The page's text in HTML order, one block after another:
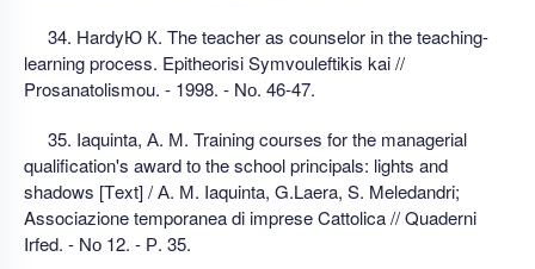
34. HardyЮ К. The teacher аs counselor in the teaching-
learning process. Epitheorisi Symvouleftikis kai //
Prosanatolismou. - 1998. - Nо. 46-47.
35. Iaquinta, А. М. Training courses for the managerial
qualification's award tо the school principals: lights and
shadows [Тext] / А. М. Iaquinta, G.Laera, S. Meledandri;
Associazione temporanea di imprese Cattolica // Quaderni
Irfed. - Nо 12. - Р. 35.